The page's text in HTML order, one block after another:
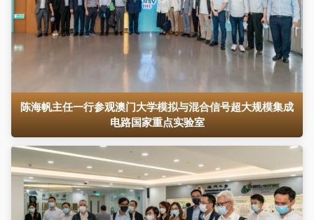
陈海帆主任一行参观澳门大学模拟与混合信号超大规模集成
电路国家重点实验室